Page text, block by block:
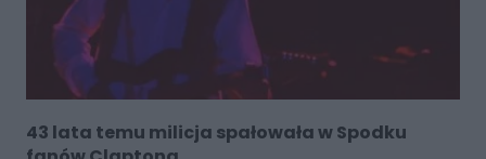
43 lata temu milicja spałowała w Spodku